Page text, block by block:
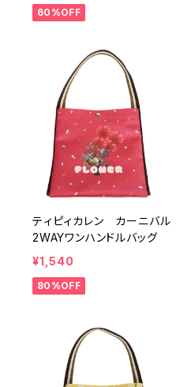
60%OFF
ティピィカレン カーニバル
2WAYワンハンドルバッグ
¥1,540
80%OFF